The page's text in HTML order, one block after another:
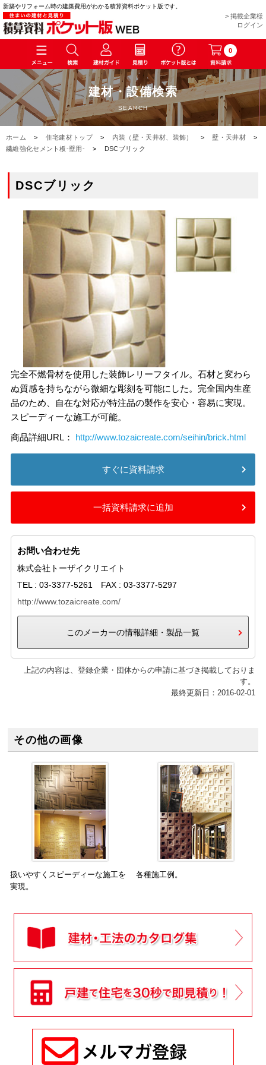
新築やリフォーム時の建築費用がわかる積算資料ポケット版です。
> 掲載企業様
ログイン
0
建材・設備検索
SEARCH
ホーム > 住宅建材トップ > 内装（壁・天井材、装飾） > 壁・天井材
>
繊維強化セメント板-壁用-
> DSCブリック
DSCブリック
完全不燃骨材を使用した装飾レリーフタイル。石材と変わら
ぬ質感を持ちながら微細な彫刻を可能にした。完全国内生産
品のため、自在な対応が特注品の製作を安心・容易に実現。
スピーディーな施工が可能。
商品詳細URL： http://www.tozaicreate.com/seihin/brick.html
すぐに資料請求
一括資料請求に追加
お問い合わせ先
株式会社トーザイクリエイト
TEL : 03-3377-5261 FAX : 03-3377-5297
http://www.tozaicreate.com/
このメーカーの情報詳細・製品一覧
上記の内容は、登録企業・団体からの申請に基づき掲載しておりま
す。
最終更新日：2016-02-01
その他の画像
扱いやすくスピーディーな施工を
実現。
各種施工例。